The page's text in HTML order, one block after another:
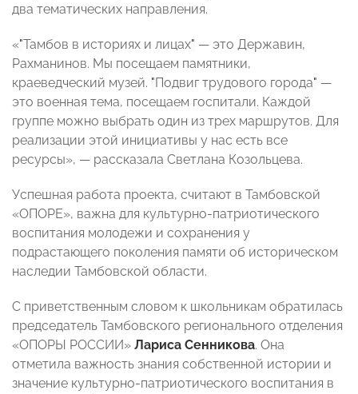
два тематических направления.
«"Тамбов в историях и лицах" — это Державин,
Рахманинов. Мы посещаем памятники,
краеведческий музей. "Подвиг трудового города" —
это военная тема, посещаем госпитали. Каждой
группе можно выбрать один из трех маршрутов. Для
реализации этой инициативы у нас есть все
ресурсы», — рассказала Светлана Козольцева.
Успешная работа проекта, считают в Тамбовской
«ОПОРЕ», важна для культурно-патриотического
воспитания молодежи и сохранения у
подрастающего поколения памяти об историческом
наследии Тамбовской области.
С приветственным словом к школьникам обратилась
председатель Тамбовского регионального отделения
«ОПОРЫ РОССИИ» Лариса Сенникова. Она
отметила важность знания собственной истории и
значение культурно-патриотического воспитания в